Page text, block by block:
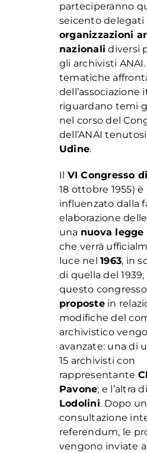
parteciperanno
seicento delegati
organizzazioni
nazionali diversi
gli archivisti ANAI.
tematiche
dell’associazione
riguardano temi
nel corso del
dell’ANAI tenutosi
Udine.
Il VI Congresso
18 ottobre 1955)
influenzato dalla
elaborazione
una nuova
che verrà
luce nel1963, in
di quella del
questo
propostein
modifiche del
archivistico
avanzate: una di
15 archivisti con
rappresentante
Pavone; e l’altra di
Lodolini. Dopo
consultazione
referendum, le
vengono inviate